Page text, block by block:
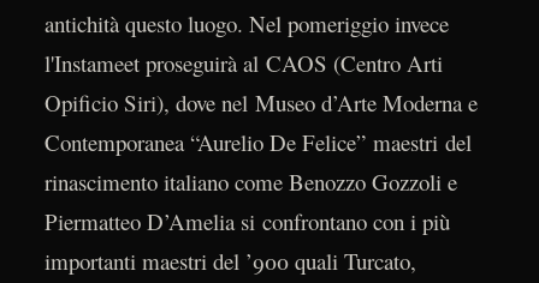
antichità questo luogo. Nel pomeriggio invece
l'Instameet proseguirà al CAOS (Centro Arti
Opificio Siri), dove nel Museo d’Arte Moderna e
Contemporanea “Aurelio De Felice” maestri del
rinascimento italiano come Benozzo Gozzoli e
Piermatteo D’Amelia si confrontano con i più
importanti maestri del ’900 quali Turcato,